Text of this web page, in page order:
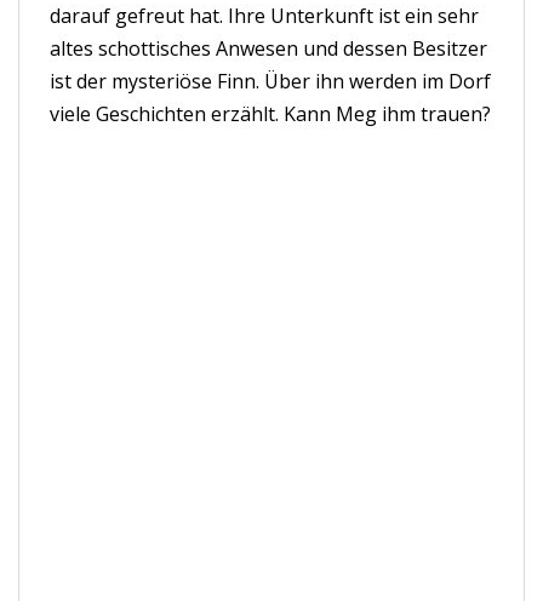
darauf gefreut hat. Ihre Unterkunft ist ein sehr
altes schottisches Anwesen und dessen Besitzer
ist der mysteriöse Finn. Über ihn werden im Dorf
viele Geschichten erzählt. Kann Meg ihm trauen?